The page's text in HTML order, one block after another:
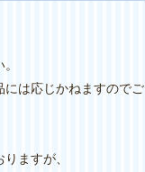
は応じかねますのでご
ますが、